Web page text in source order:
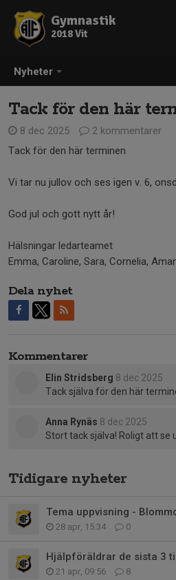
Nyheter
Gymnastik
2018 Vit
Tack för den här
8 dec 2025
2 kommentarer
Tack för den här terminen
Vi tar nu jullov och ses igen v. 6,
God jul och gott nytt år!
Hälsningar ledarteamet
Emma, Caroline, Sara, Cornelia,
Dela nyhet
Kommentarer
Elin Stridsberg 8 dec 2025
Tack själva för den här
Anna Rynäs 8 dec 2025
Stort tack själva! Roligt att se
Tidigare nyheter
Tema uppvisning -
28 apr, 15:34 0
Hjälpföräldrar de sista 3
21 apr, 09:56 8